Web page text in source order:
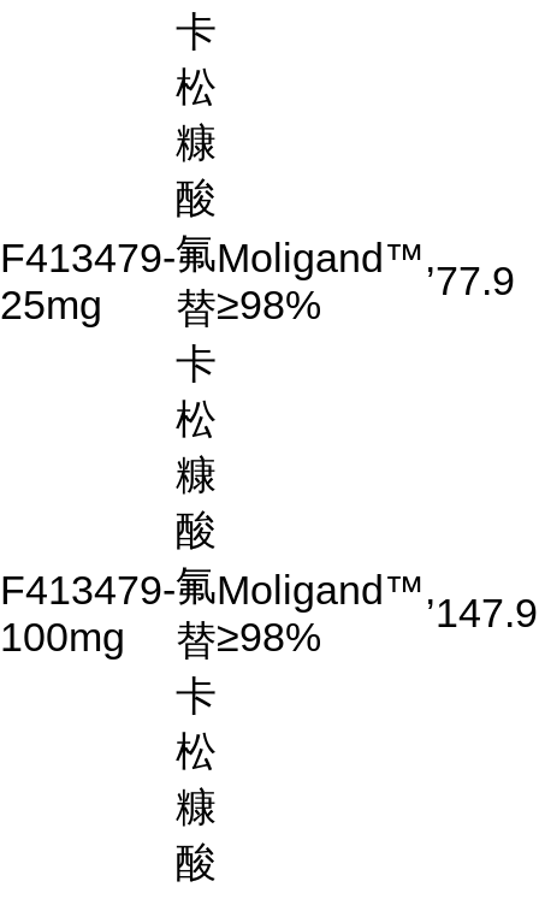
卡
松
F413479-
25mg
糠
酸
氟
替
卡
松
Moligand™,
≥98%
77.9
F413479-
100mg
糠
酸
氟
替
卡
松
Moligand™,
≥98%
147.9
糠
酸